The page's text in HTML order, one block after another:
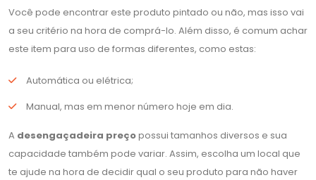
Você pode encontrar este produto pintado ou não, mas isso vai
a seu critério na hora de comprá-lo. Além disso, é comum achar
este item para uso de formas diferentes, como estas:
Automática ou elétrica;
Manual, mas em menor número hoje em dia.
A desengaçadeira preçopossui tamanhos diversos e sua
capacidade também pode variar. Assim, escolha um local que
te ajude na hora de decidir qual o seu produto para não haver